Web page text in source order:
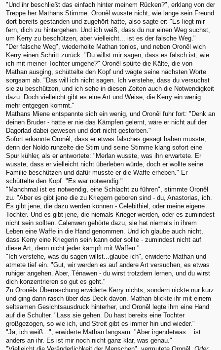
"Und ihr beschließt das einfach hinter meinem Rücken?", erklang von der
Treppe her Mathans Stimme. Oronêl wusste nicht, wie lange sein Freund
dort bereits gestanden und zugehört hatte, also sagte er: "Es liegt mir
fern, dich zu hintergehen. Und ich weiß, dass du nur einen Weg suchst,
um Kerry zu beschützen, aber vielleicht... ist es der falsche Weg."
"Der falsche Weg", wiederholte Mathan tonlos, und neben Oronêl wich
Kerry einen Schritt zurück. "Du willst mir sagen, dass es falsch ist, wie
ich mit meiner Tochter umgehe?" Oronêl spürte die Kälte, die von
Mathan ausging, schüttelte den Kopf und wägte seine nächsten Worte
sorgsam ab. "Das will ich nicht sagen. Ich verstehe, dass du versuchst
sie zu beschützen, und ich sehe in diesen Zeiten auch die Notwendigkeit
dazu. Doch vielleicht gibt es eine Art und Weise, die Kerry ein wenig
mehr entgegen kommt."
Mathans Miene entspannte sich ein wenig, und Oronêl fuhr fort: "Denk an
deinen Bruder - hätte er nie das Kämpfen gelernt, wäre er nicht auf der
Dagorlad dabei gewesen und dort nicht gestorben."
Sofort erkannte Oronêl, dass er etwas falsches gesagt haben musste,
denn der Noldo runzelte die Stirn und seine Stimme klang sofort eine
Spur kühler, als er antwortete: "Merlan wusste, was ihn erwartete. Er
wusste, dass er vielleicht nicht überleben würde, doch er wollte seine
Familie beschützen und dafür musste er die Waffe erheben." Er
schüttelte den Kopf "Es war notwendig."
"Manchmal ist es notwendig, eine Schlacht zu führen", stimmte Oronêl
zu. "Aber es gibt jene die zu Kriegern geboren sind - du, Anastorias, ich.
Es gibt jene, die dazu werden können - Celebithiel, oder meine eigene
Tochter. Und es gibt jene, die niemals Krieger werden, oder es zumindest
nicht sein sollten. Calenwen gehörte dazu, sie hat niemals in ihrem
Leben eine Waffe in die Hand genommen. Und ich glaube auch nicht,
dass Kerry eine Kriegerin sein kann oder sollte - zumindest nicht auf
diese Art, denn nicht jeder kämpft mit Waffen."
"Ich verstehe, was du sagen willst...glaube ich", erwiderte Mathan und
atmete tief ein. "Gut, wir werden es auf andere Art versuchen, es etwas
ruhiger angehen. Aber, Ténawen - du wirst trotzdem lernen, und du wirst
dich konzentrieren so gut es geht."
Zu Oronêls Überraschung erwiderte Kerry nichts, sondern nickte nur kurz
und ging dann rasch über das Deck davon. Mathan blickte ihr mit einem
seltsamen Gesichtsausdruck hinterher, und Oronêl legte ihm eine Hand
auf die Schulter. "Lass sie gehen. Du hast bereits eine Tochter
großgezogen, so wie ich, und Streit gibt es immer hin und wieder."
"Ja, ich weiß...", erwiderte Mathan langsam. "Aber irgendetwas... ist
anders an ihr. Es ist mir noch nicht ganz klar, was genau."